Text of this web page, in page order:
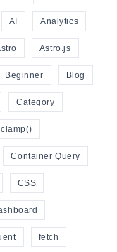
AI Analytics
Astro.js
Beginner Blog
Category
clamp()
Container Query
CSS
fetch